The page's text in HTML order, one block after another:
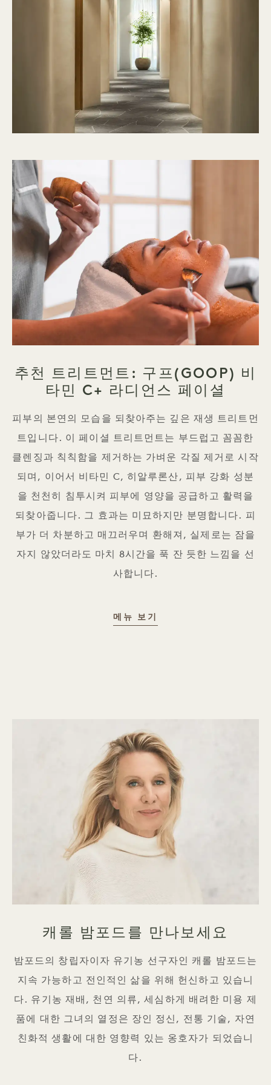
추천 트리트먼트: 구프(GOOP) 비
타민 C+ 라디언스 페이셜
피부의 본연의 모습을 되찾아주는 깊은 재생 트리트먼
트입니다. 이 페이셜 트리트먼트는 부드럽고 꼼꼼한
클렌징과 칙칙함을 제거하는 가벼운 각질 제거로 시작
되며, 이어서 비타민 C, 히알루론산, 피부 강화 성분
을 천천히 침투시켜 피부에 영양을 공급하고 활력을
되찾아줍니다. 그 효과는 미묘하지만 분명합니다. 피
부가 더 차분하고 매끄러우며 환해져, 실제로는 잠을
자지 않았더라도 마치 8시간을 푹 잔 듯한 느낌을 선
사합니다.
메뉴 보기
캐롤 밤포드를 만나보세요
밤포드의 창립자이자 유기농 선구자인 캐롤 밤포드는
지속 가능하고 전인적인 삶을 위해 헌신하고 있습니
다. 유기농 재배, 천연 의류, 세심하게 배려한 미용 제
품에 대한 그녀의 열정은 장인 정신, 전통 기술, 자연
친화적 생활에 대한 영향력 있는 옹호자가 되었습니
다.